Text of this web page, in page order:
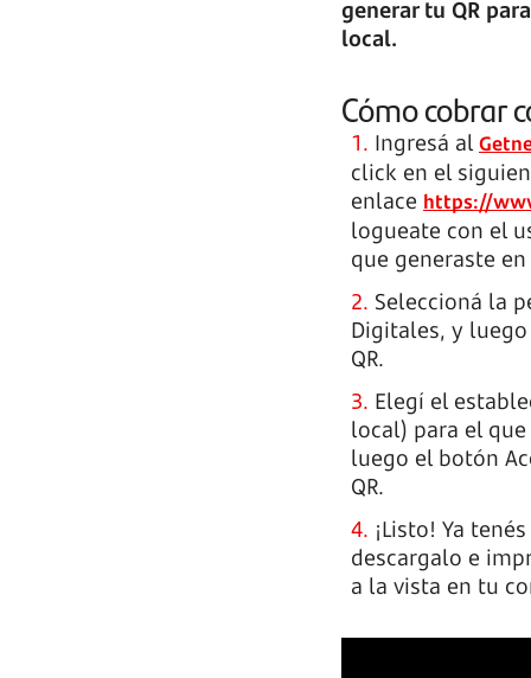
generar tu QR
local.
Cómo cobrar
Ingresá al
click en el
enlace https://
logueate con el
que generaste
Seleccioná la
Digitales, y
QR.
Elegí el
local) para el que
luego el botón
QR.
¡Listo! Ya
descargalo e
a la vista en tu